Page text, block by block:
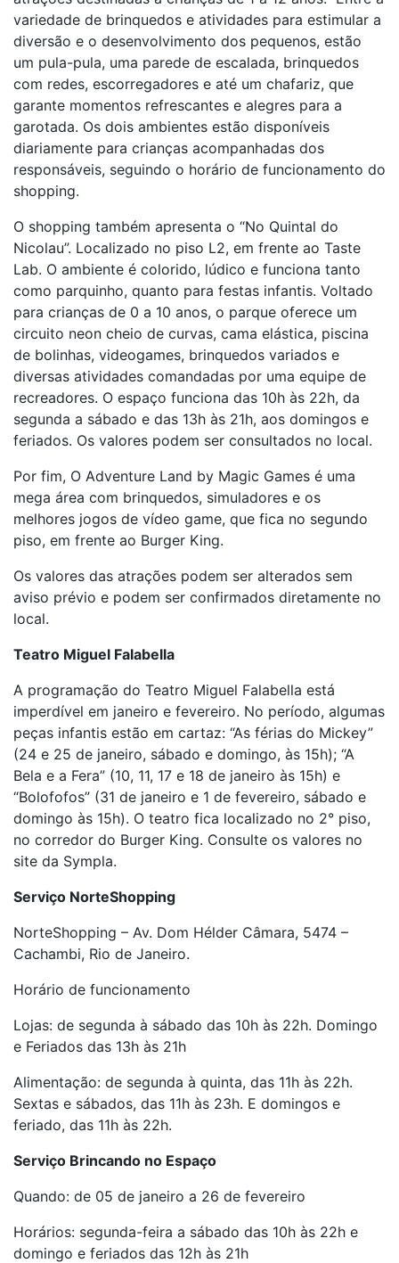
variedade de brinquedos e atividades para estimular a
diversão e o desenvolvimento dos pequenos, estão
um pula-pula, uma parede de escalada, brinquedos
com redes, escorregadores e até um chafariz, que
garante momentos refrescantes e alegres para a
garotada. Os dois ambientes estão disponíveis
diariamente para crianças acompanhadas dos
responsáveis, seguindo o horário de funcionamento do
shopping.
O shopping também apresenta o “No Quintal do
Nicolau”. Localizado no piso L2, em frente ao Taste
Lab. O ambiente é colorido, lúdico e funciona tanto
como parquinho, quanto para festas infantis. Voltado
para crianças de 0 a 10 anos, o parque oferece um
circuito neon cheio de curvas, cama elástica, piscina
de bolinhas, videogames, brinquedos variados e
diversas atividades comandadas por uma equipe de
recreadores. O espaço funciona das 10h às 22h, da
segunda a sábado e das 13h às 21h, aos domingos e
feriados. Os valores podem ser consultados no local.
Por fim, O Adventure Land by Magic Games é uma
mega área com brinquedos, simuladores e os
melhores jogos de vídeo game, que fica no segundo
piso, em frente ao Burger King.
Os valores das atrações podem ser alterados sem
aviso prévio e podem ser confirmados diretamente no
local.
Teatro Miguel Falabella
A programação do Teatro Miguel Falabella está
imperdível em janeiro e fevereiro. No período, algumas
peças infantis estão em cartaz: “As férias do Mickey”
(24 e 25 de janeiro, sábado e domingo, às 15h); “A
Bela e a Fera” (10, 11, 17 e 18 de janeiro às 15h) e
“Bolofofos” (31 de janeiro e 1 de fevereiro, sábado e
domingo às 15h). O teatro fica localizado no 2° piso,
no corredor do Burger King. Consulte os valores no
site da Sympla.
Serviço NorteShopping
NorteShopping – Av. Dom Hélder Câmara, 5474 –
Cachambi, Rio de Janeiro.
Horário de funcionamento
Lojas: de segunda à sábado das 10h às 22h. Domingo
e Feriados das 13h às 21h
Alimentação: de segunda à quinta, das 11h às 22h.
Sextas e sábados, das 11h às 23h. E domingos e
feriado, das 11h às 22h.
Serviço Brincando no Espaço
Quando: de 05 de janeiro a 26 de fevereiro
Horários: segunda-feira a sábado das 10h às 22h e
domingo e feriados das 12h às 21h